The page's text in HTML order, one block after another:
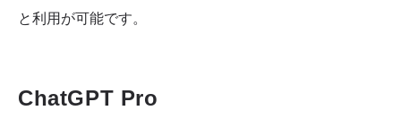
と利用が可能です。
ChatGPT Pro